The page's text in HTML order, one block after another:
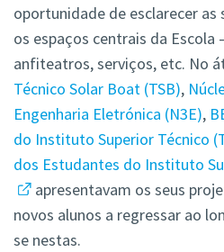
oportunidade de esclarecer as
os espaços centrais da Escola
anfiteatros, serviços, etc. No
Técnico Solar Boat (TSB),
Engenharia Eletrónica (N3E),
do Instituto Superior Técnico
dos Estudantes do Instituto
apresentavam os seus
novos alunos a regressar ao
se nestas.